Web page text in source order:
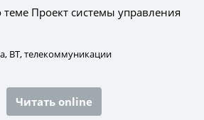
теме Проект системы управления
ВТ, телекоммуникации
Читать online